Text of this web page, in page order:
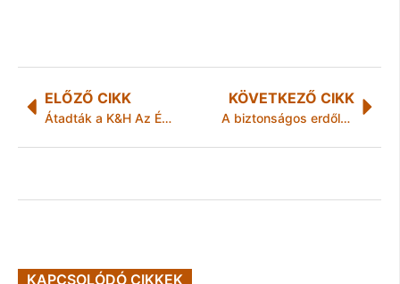
ELŐZŐ CIKK
Átadták a K&H Az Év Esportolója díjait
KÖVETKEZŐ CIKK
A biztonságos erdőlátogatás fontosságára hívja fel a figyelmet az Agrárminisztérium
KAPCSOLÓDÓ CIKKEK